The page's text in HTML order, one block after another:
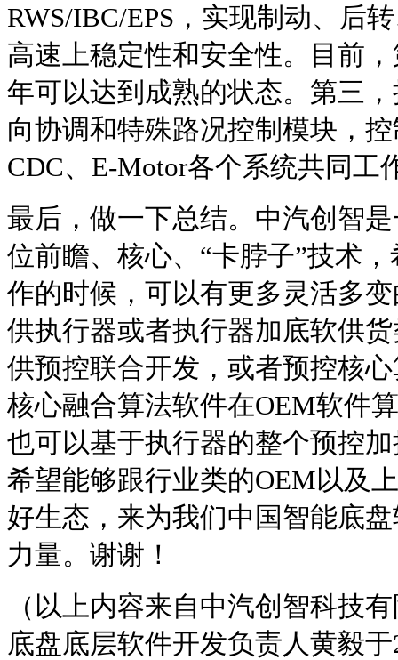
RWS/IBC/EPS，实现制动、后
高速上稳定性和安全性。目前
年可以达到成熟的状态。第三
向协调和特殊路况控制模块，控
CDC、E-Motor各个系统共同工
最后，做一下总结。中汽创智
位前瞻、核心、“卡脖子”技术
作的时候，可以有更多灵活多
供执行器或者执行器加底软供
供预控联合开发，或者预控核
核心融合算法软件在OEM软件
也可以基于执行器的整个预控
希望能够跟行业类的OEM以及
好生态，来为我们中国智能底
力量。谢谢！
（以上内容来自中汽创智科技
底盘底层软件开发负责人黄毅